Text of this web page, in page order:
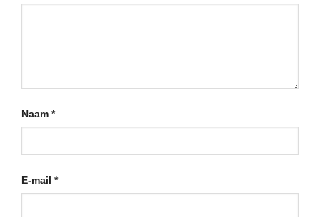
Naam *
E-mail *